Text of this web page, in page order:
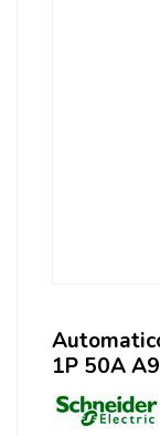
1P 50A